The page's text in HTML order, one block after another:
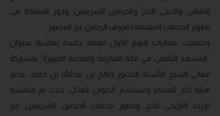
الثقافي والديني للحج والحرمين الشريفين، ودور المملكة في
تطوير الخدمات المقدمة لضيوف الرحمن عبر العصور.
وتضمنت فعاليات اليوم الأول انعقاد جلسة نقاشية بعنوان
“المشهد الثقافي في مكة المكرمة والمدينة المنورة” بمشاركة
معالي الشيخ الأستاذ الدكتور صالح بن عبدالله بن حميد، عضو
هيئة كبار العلماء ومستشار الديوان الملكي، حيث تم مناقشة
الإرث التاريخي للحج وتطور خدمات الحرمين الشريفين عبر